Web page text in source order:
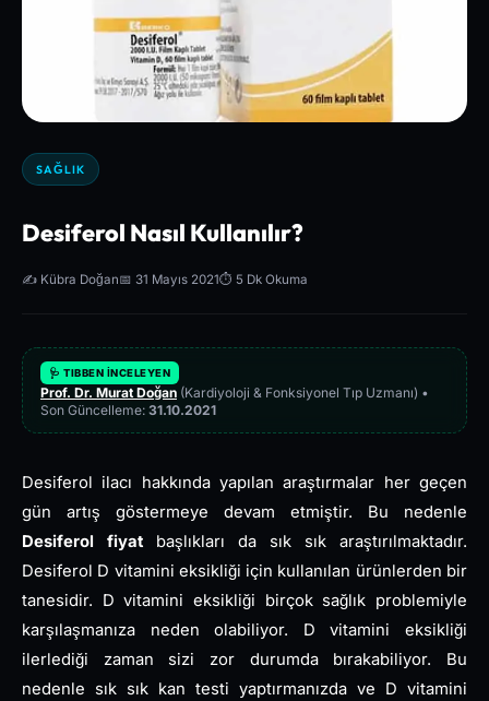
SAĞLIK
Desiferol Nasıl Kullanılır?
✍️ Kübra Doğan📅 31 Mayıs 2021⏱️ 5 Dk Okuma
🩺 TIBBEN İNCELEYEN
Prof. Dr. Murat Doğan (Kardiyoloji & Fonksiyonel Tıp Uzmanı) •
Son Güncelleme: 31.10.2021
Desiferol ilacı hakkında yapılan araştırmalar her geçen
gün artış göstermeye devam etmiştir. Bu nedenle
Desiferol fiyat başlıkları da sık sık araştırılmaktadır.
Desiferol D vitamini eksikliği için kullanılan ürünlerden bir
tanesidir. D vitamini eksikliği birçok sağlık problemiyle
karşılaşmanıza neden olabiliyor. D vitamini eksikliği
ilerlediği zaman sizi zor durumda bırakabiliyor. Bu
nedenle sık sık kan testi yaptırmanızda ve D vitamini